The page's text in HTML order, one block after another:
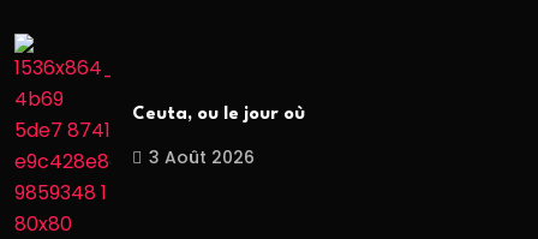
Ceuta, ou le jour où
3 Août 2026